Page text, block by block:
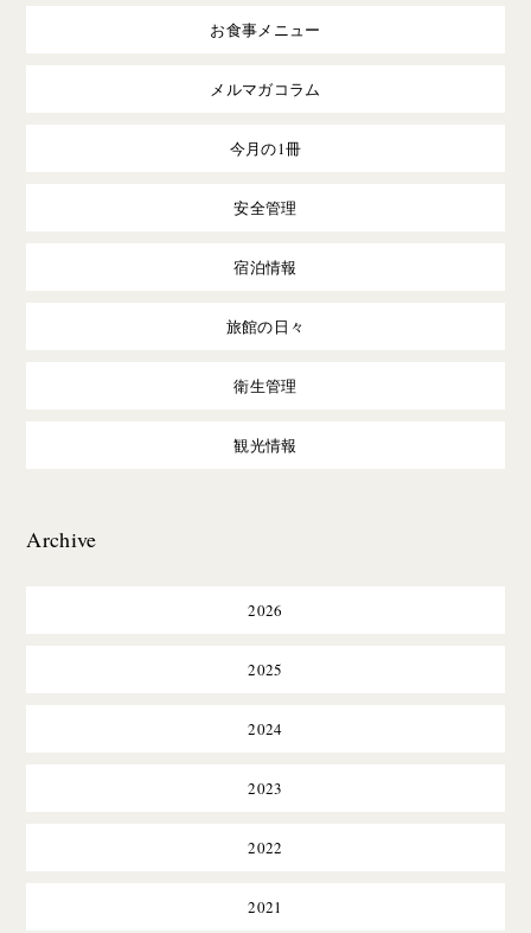
お食事メニュー
メルマガコラム
今月の1冊
安全管理
宿泊情報
旅館の日々
衛生管理
観光情報
Archive
2026
2025
2024
2023
2022
2021